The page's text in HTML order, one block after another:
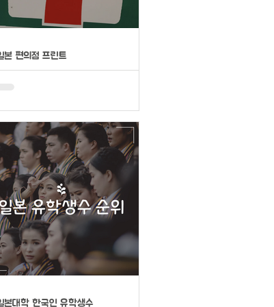
본 편의점 프린트
본대학 한국인 유학생수